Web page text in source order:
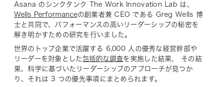
Asana のシンクタンク The Work Innovation Lab は、
Wells Performanceの創業者兼 CEO である Greg Wells 博
士と共同で、パフォーマンスの高いリーダーシップの秘密を
解き明かすための研究を行いました。
世界のトップ企業で活躍する 6,000 人の優秀な経営幹部や
リーダーを対象とした包括的な調査を実施した結果、 その結
果、科学に基づいたリーダーシップのアプローチが見つか
り、それは 3 つの優先事項にまとめられます。